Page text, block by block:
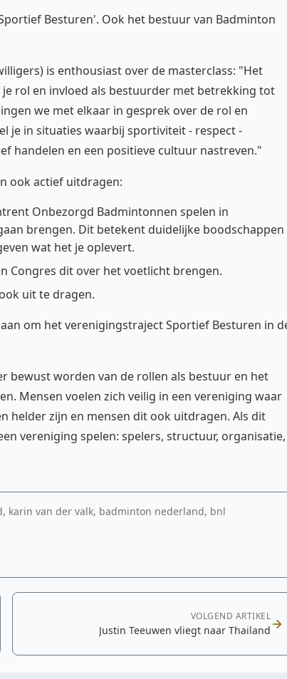
Besturen'. Ook het bestuur van Badminton
is enthousiast over de masterclass: "Het
rol en invloed als bestuurder met betrekking tot
we met elkaar in gesprek over de rol en
je in situaties waarbij sportiviteit - respect -
handelen en een positieve cultuur nastreven."
ook actief uitdragen:
Onbezorgd Badmintonnen spelen in
brengen. Dit betekent duidelijke boodschappen
wat het je oplevert.
Congres dit over het voetlicht brengen.
uit te dragen.
om het verenigingstraject Sportief Besturen in
bewust worden van de rollen als bestuur en het
Mensen voelen zich veilig in een vereniging waar
helder zijn en mensen dit ook uitdragen. Als dit
vereniging spelen: spelers, structuur, organisatie,
karin van der valk, badminton nederland, bnl
VOLGEND ARTIKEL
Justin Teeuwen vliegt naar Thailand